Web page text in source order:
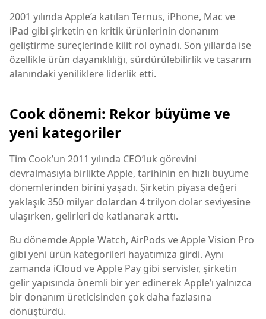
2001 yılında Apple’a katılan Ternus, iPhone, Mac ve
iPad gibi şirketin en kritik ürünlerinin donanım
geliştirme süreçlerinde kilit rol oynadı. Son yıllarda ise
özellikle ürün dayanıklılığı, sürdürülebilirlik ve tasarım
alanındaki yeniliklere liderlik etti.
Cook dönemi: Rekor büyüme ve
yeni kategoriler
Tim Cook’un 2011 yılında CEO’luk görevini
devralmasıyla birlikte Apple, tarihinin en hızlı büyüme
dönemlerinden birini yaşadı. Şirketin piyasa değeri
yaklaşık 350 milyar dolardan 4 trilyon dolar seviyesine
ulaşırken, gelirleri de katlanarak arttı.
Bu dönemde Apple Watch, AirPods ve Apple Vision Pro
gibi yeni ürün kategorileri hayatımıza girdi. Aynı
zamanda iCloud ve Apple Pay gibi servisler, şirketin
gelir yapısında önemli bir yer edinerek Apple’ı yalnızca
bir donanım üreticisinden çok daha fazlasına
dönüştürdü.